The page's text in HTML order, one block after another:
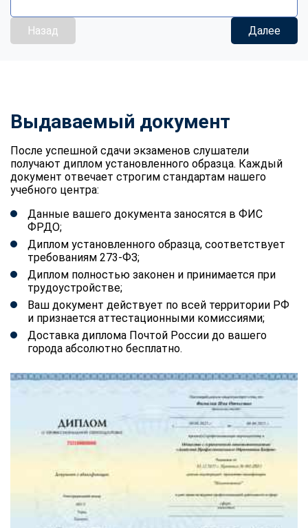
Назад Далее
Выдаваемый документ
После успешной сдачи экзаменов слушатели
получают диплом установленного образца. Каждый
документ отвечает строгим стандартам нашего
учебного центра:
Данные вашего документа заносятся в ФИС
ФРДО;
Диплом установленного образца, соответствует
требованиям 273-ФЗ;
Диплом полностью законен и принимается при
трудоустройстве;
Ваш документ действует по всей территории РФ
и признается аттестационными комиссиями;
Доставка диплома Почтой России до вашего
города абсолютно бесплатно.